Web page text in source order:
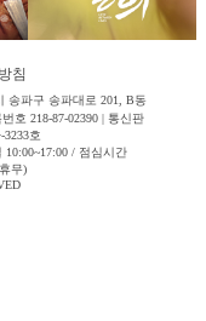
침
송파구 송파대로 201, B동
호 218-87-02390 | 통신판
호
10:00~17:00 / 점심시간
무)